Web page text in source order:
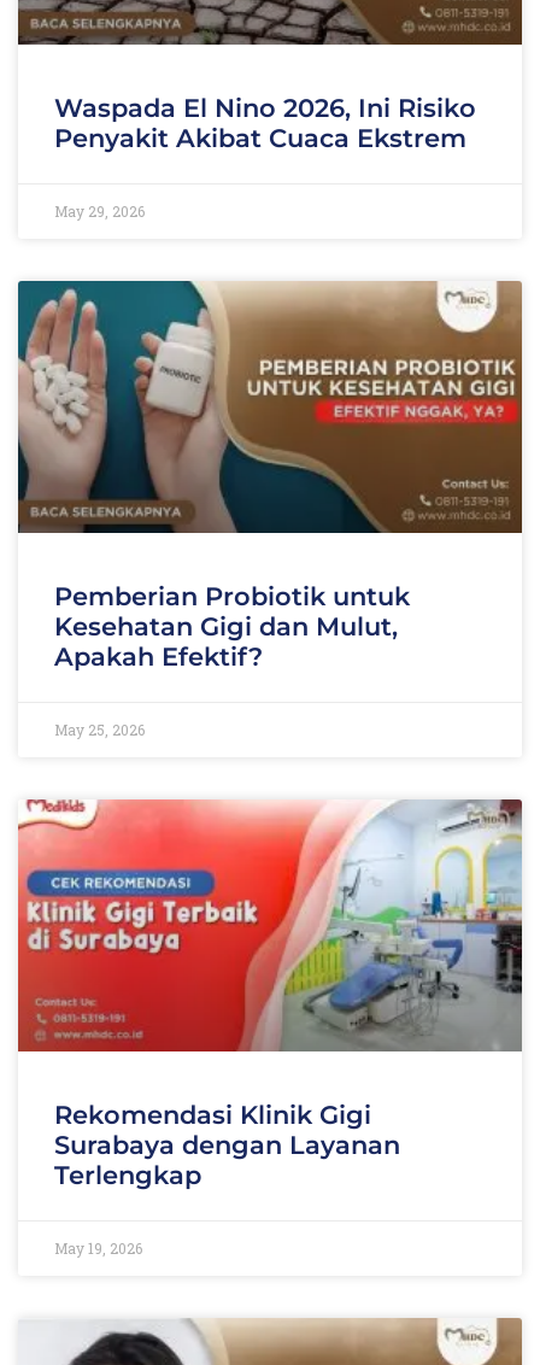
Waspada El Nino 2026, Ini Risiko
Penyakit Akibat Cuaca Ekstrem
May 29, 2026
Pemberian Probiotik untuk
Kesehatan Gigi dan Mulut,
Apakah Efektif?
May 25, 2026
Rekomendasi Klinik Gigi
Surabaya dengan Layanan
Terlengkap
May 19, 2026